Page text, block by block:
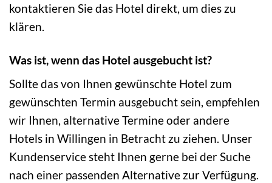
kontaktieren Sie das Hotel direkt, um dies zu
klären.
Was ist, wenn das Hotel ausgebucht ist?
Sollte das von Ihnen gewünschte Hotel zum
gewünschten Termin ausgebucht sein, empfehlen
wir Ihnen, alternative Termine oder andere
Hotels in Willingen in Betracht zu ziehen. Unser
Kundenservice steht Ihnen gerne bei der Suche
nach einer passenden Alternative zur Verfügung.